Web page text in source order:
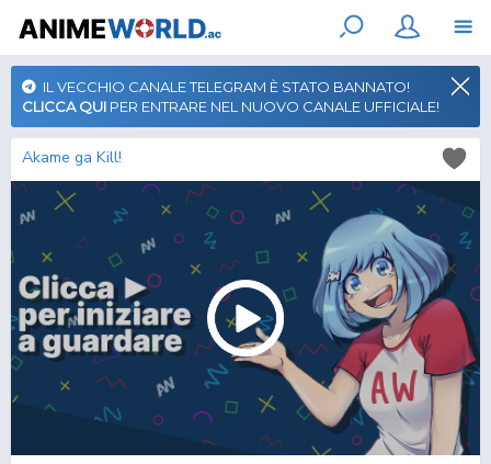
IL VECCHIO CANALE TELEGRAM È STATO BANNATO!
CLICCA QUI PER ENTRARE NEL NUOVO CANALE UFFICIALE!
Akame ga Kill!